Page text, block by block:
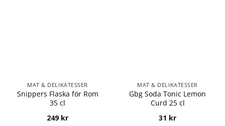
MAT & DELIKATESSER
Snippers Flaska för Rom
35 cl
249 kr
MAT & DELIKATESSER
Gbg Soda Tonic Lemon
Curd 25 cl
31 kr